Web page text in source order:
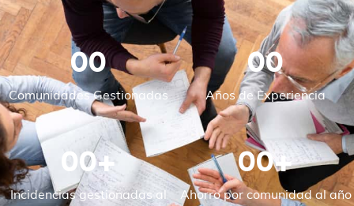
00
Comunidades Gestionadas
00
Años de Experiencia
00+
Incidencias gestionadas al
00+
Ahorro por comunidad al año